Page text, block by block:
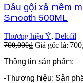
Dầu gội xả mềm
Smooth 500ML
Thương hiệu Ý, Delofil
700,000₫ Giá gốc là:
Thông tin sản phẩm:
-Thương hiệu: Sản